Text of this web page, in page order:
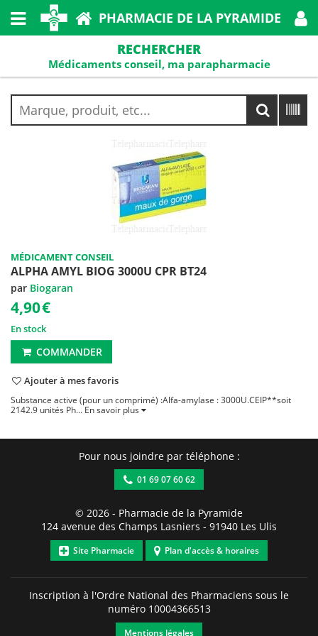
PHARMACIE DE LA PYRAMIDE
RECHERCHER
Médicaments conseil, ma parapharmacie
MÉDICAMENT CONSEIL
ALPHA AMYL BIOG 3000U CPR BT24
par Biogaran
4,90€
En stock
COMMANDER
Ajouter à mes favoris
Substance active (pour un comprimé) :Alfa-amylase : 3000U.CEIP**soit
2142.9 unités Ph... En savoir plus
Pour nous joindre par téléphone :
01 69 07 60 62
© 2026 - Pharmacie de la Pyramide
124 avenue des Champs Lasniers - 91940 Les Ulis
Site Pharmacie Plan d'accès & horaires
Inscription à l'Ordre National des Pharmaciens sous le
numéro 10004366513
Mentions légales